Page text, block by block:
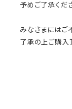
予めご了承くだ
みなさまにはご
了承の上ご購入